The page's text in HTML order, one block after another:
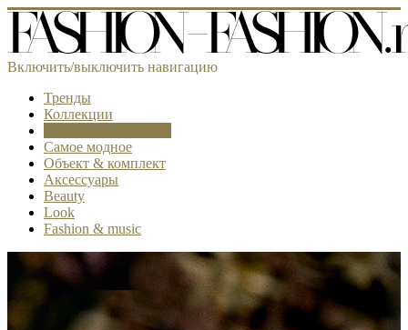
Включить/выключить навигацию
Тренды
Коллекции
Самое модное
Объект & комплект
Аксессуары
Beauty
Look
Fashion & music